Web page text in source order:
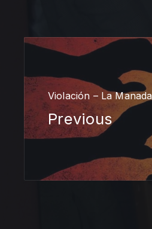
Violación – La Manada
Previous